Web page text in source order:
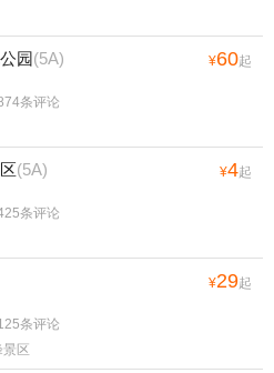
园(5A) ¥60起
条评论
(5A) ¥4起
条评论
¥29起
条评论
区